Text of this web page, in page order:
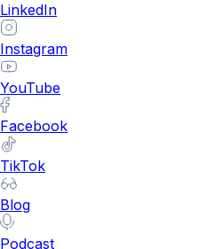
LinkedIn
Instagram
YouTube
Facebook
TikTok
Blog
Podcast